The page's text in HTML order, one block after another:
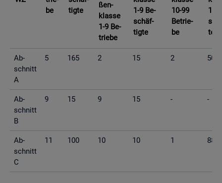
be
tig­te
ßen­
klas­se
1-9 Be­
trie­be
1-9 Be­
schäf­
tig­te
10-99
Be­trie­
be
10-
te
Ab­
schnitt
A
5 165 2 15 2 50
Ab­
schnitt
B
9 15 9 15 - -
Ab­
schnitt
C
11 100 10 10 1 88